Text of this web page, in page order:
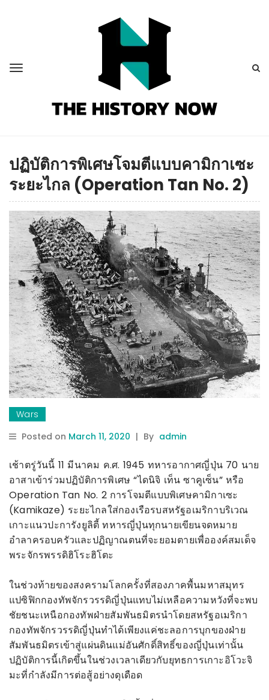
ปฏิบัติการพิเศษโจมตีแบบคามิกาเซะ
ระยะไกล (Operation Tan No. 2)
Wars
Posted on March 11, 2020 | By admin
เช้าตรู่วันนี้ 11 มีนาคม ค.ศ. 1945 ทหารอากาศญี่ปุ่น 70 นาย
อาสาเข้าร่วมปฏิบัติการพิเศษ “ไดนิจิ เท็น ซาคูเซ็น” หรือ
Operation Tan No. 2 การโจมตีแบบพิเศษคามิกาเซะ
(Kamikaze) ระยะไกลใส่กองเรือรบสหรัฐอเมริกาบริเวณ
เกาะแนวปะการังยูลิตี้ ทหารญี่ปุ่นทุกนายเขียนจดหมาย
อำลาครอบครัวและปฏิญาณตนที่จะยอมตายเพื่อองค์สมเด็จ
พระจักรพรรดิฮิโระฮิโตะ
ในช่วงท้ายของสงครามโลกครั้งที่สองภาคพื้นมหาสมุทร
แปซิฟิกกองทัพจักรวรรดิญี่ปุ่นแทบไม่เหลือความหวังที่จะพบ
ชัยชนะเหนือกองทัพฝ่ายสัมพันธมิตรนำโดยสหรัฐอเมริกา
กองทัพจักรวรรดิญี่ปุ่นทำได้เพียงแค่ชะลอการบุกของฝ่าย
สัมพันธมิตรเข้าสู่แผ่นดินแม่อันศักดิ์สิทธิ์ของญี่ปุ่นเท่านั้น
ปฏิบัติการนี้เกิดขึ้นในช่วงเวลาเดียวกับยุทธการเกาะอิโวะจิ
มะที่กำลังมีการต่อสู้อย่างดุเดือด